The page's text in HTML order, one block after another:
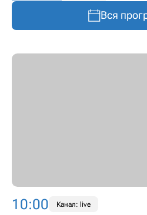
Вся
10:00 Канал: live